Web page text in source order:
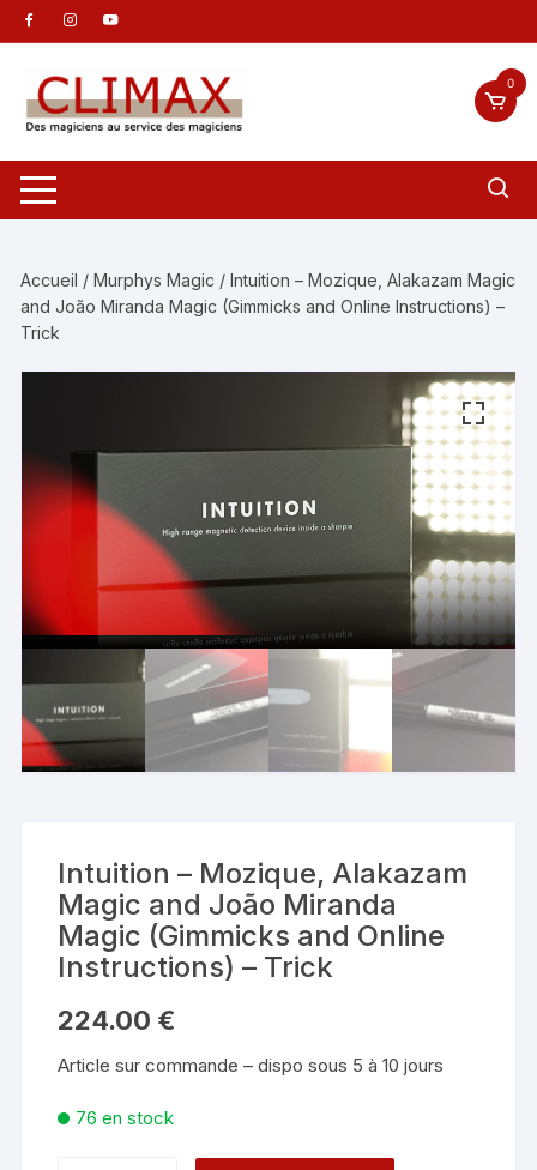
Aller
au
contenu
0
Accueil /Murphys Magic / Intuition – Mozique, Alakazam Magic
and João Miranda Magic (Gimmicks and Online Instructions) –
Trick
Intuition – Mozique, Alakazam
Magic and João Miranda
Magic (Gimmicks and Online
Instructions) – Trick
224.00 €
Article sur commande – dispo sous 5 à 10 jours
76 en stock